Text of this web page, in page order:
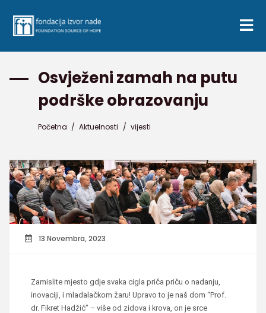
Osvježeni zamah na putu
podrške obrazovanju
Početna / Aktuelnosti / vijesti
13 Novembra, 2023
Zamislite mjesto gdje svaka cigla priča priču o nadanju,
inovaciji, i mladalačkom žaru! Upravo to je naš dom “Prof.
dr. Fikret Hadžić” – više od zidova i krova, on je srce